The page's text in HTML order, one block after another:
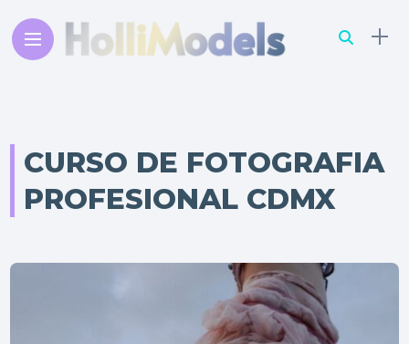
CURSO DE FOTOGRAFIA
PROFESIONAL CDMX